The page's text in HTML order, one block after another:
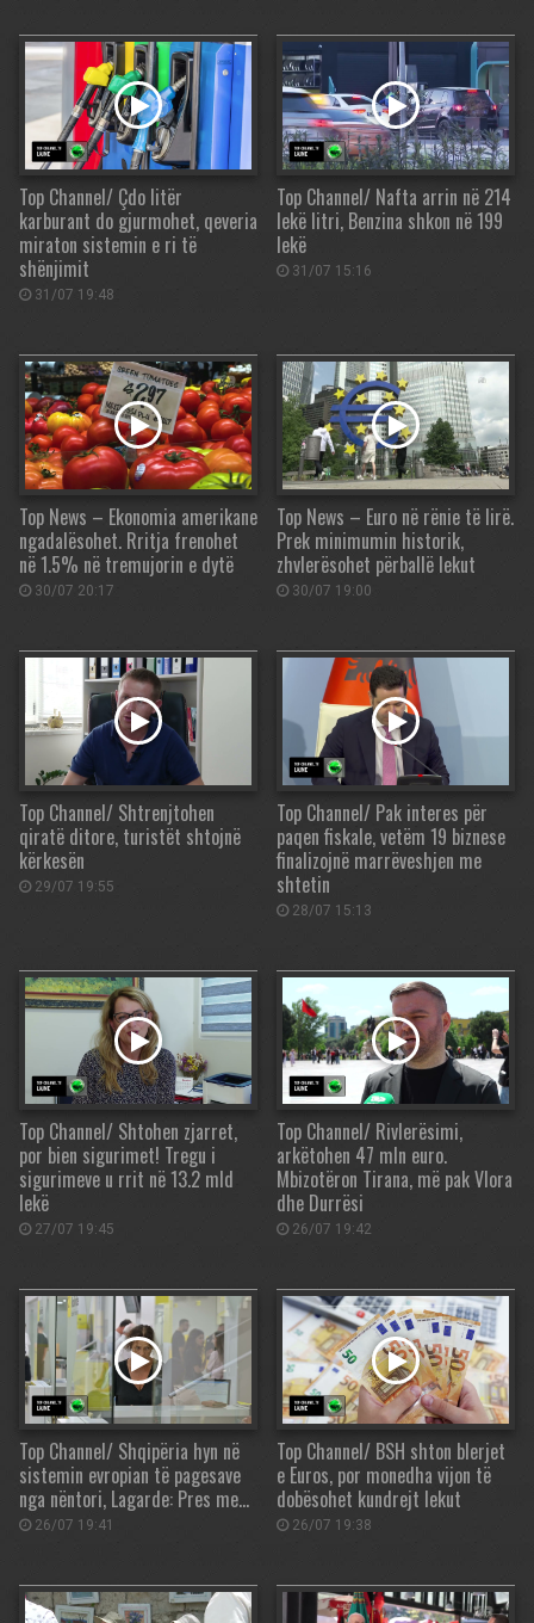
Top Channel/ Çdo litër
karburant do gjurmohet, qeveria
miraton sistemin e ri të
shënjimit
31/07 19:48
Top Channel/ Nafta arrin në 214
lekë litri, Benzina shkon në 199
lekë
31/07 15:16
Top News – Ekonomia amerikane
ngadalësohet. Rritja frenohet
në 1.5% në tremujorin e dytë
30/07 20:17
Top News – Euro në rënie të lirë.
Prek minimumin historik,
zhvlerësohet përballë lekut
30/07 19:00
Top Channel/ Shtrenjtohen
qiratë ditore, turistët shtojnë
kërkesën
29/07 19:55
Top Channel/ Pak interes për
paqen fiskale, vetëm 19 biznese
finalizojnë marrëveshjen me
shtetin
28/07 15:13
Top Channel/ Shtohen zjarret,
por bien sigurimet! Tregu i
sigurimeve u rrit në 13.2 mld
lekë
27/07 19:45
Top Channel/ Rivlerësimi,
arkëtohen 47 mln euro.
Mbizotëron Tirana, më pak Vlora
dhe Durrësi
26/07 19:42
Top Channel/ Shqipëria hyn në
sistemin evropian të pagesave
nga nëntori, Lagarde: Pres me…
26/07 19:41
Top Channel/ BSH shton blerjet
e Euros, por monedha vijon të
dobësohet kundrejt lekut
26/07 19:38